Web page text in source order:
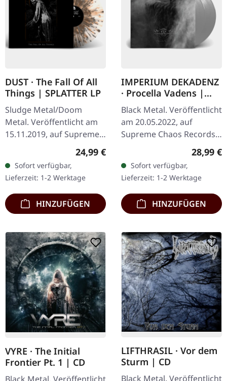
DUST · The Fall Of All
Things | SPLATTER LP
Sludge Metal/Doom
Metal. Veröffentlicht am
15.11.2019, auf Supreme
Transparentes Vinyl mit
grauen und braunen
Splatters, limitiert auf…
Regulärer Preis:
24,99 €
Sofort verfügbar,
Lieferzeit: 1-2 Werktage
HINZUFÜGEN
IMPERIUM DEKADENZ
· Procella Vadens |
SILVER 2LP
Black Metal. Veröffentlicht
am 20.05.2022, auf
Supreme Chaos Records.
Letzte Exemplare! #4-10
Silbernes Doppel-Vinyl im
Gatefold-Cover mit
bedrucktem…
28,99 €
Sofort verfügbar,
Lieferzeit: 1-2 Werktage
HINZUFÜGEN
VYRE · The Initial
Frontier Pt. 1 | CD
LIFTHRASIL · Vor dem
Sturm | CD
Black Metal. Veröffentlicht